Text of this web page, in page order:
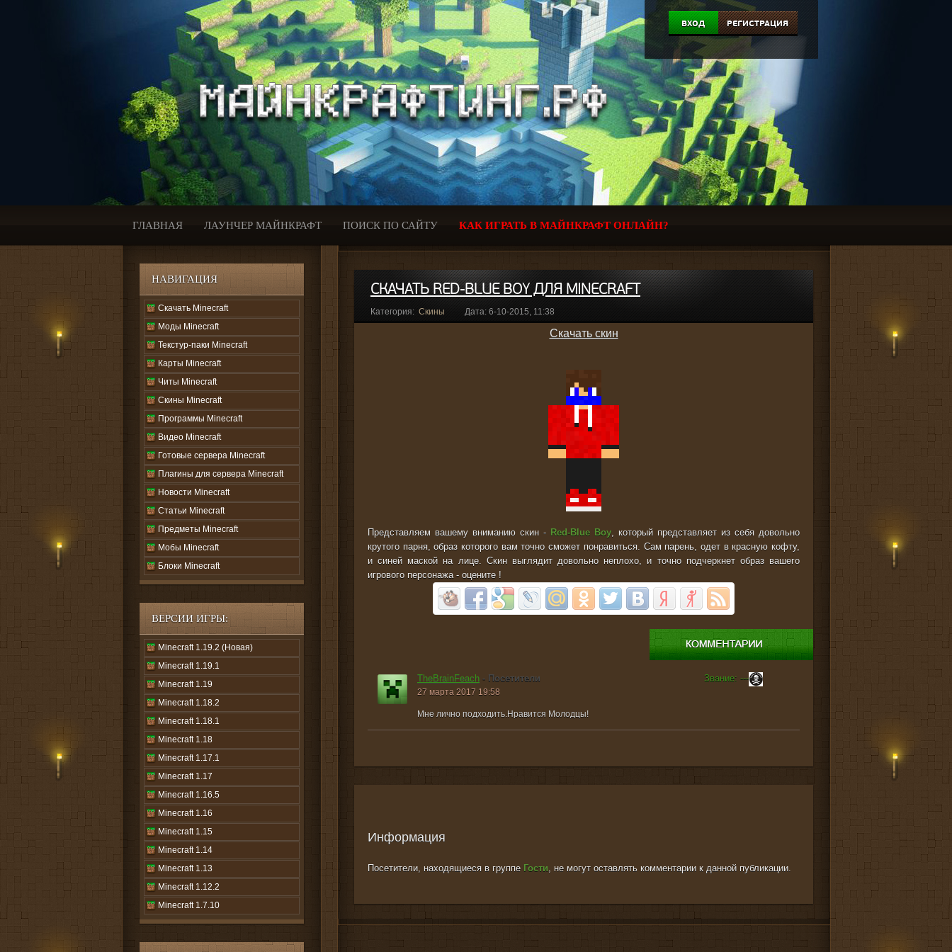
ВХОД РЕГИСТРАЦИЯ
ГЛАВНАЯ ЛАУНЧЕР МАЙНКРАФТ ПОИСК ПО САЙТУ КАК ИГРАТЬ В МАЙНКРАФТ ОНЛАЙН?
НАВИГАЦИЯ
Скачать Minecraft
Моды Minecraft
Текстур-паки Minecraft
Карты Minecraft
Читы Minecraft
Скины Minecraft
Программы Minecraft
Видео Minecraft
Готовые сервера Minecraft
Плагины для сервера Minecraft
Новости Minecraft
Статьи Minecraft
Предметы Minecraft
Мобы Minecraft
Блоки Minecraft
ВЕРСИИ ИГРЫ:
Minecraft 1.19.2 (Новая)
Minecraft 1.19.1
Minecraft 1.19
Minecraft 1.18.2
Minecraft 1.18.1
Minecraft 1.18
Minecraft 1.17.1
Minecraft 1.17
Minecraft 1.16.5
Minecraft 1.16
Minecraft 1.15
Minecraft 1.14
Minecraft 1.13
Minecraft 1.12.2
Minecraft 1.7.10
СКАЧАТЬ RED-BLUE BOY ДЛЯ MINECRAFT
Категория: Скины Дата: 6-10-2015, 11:38
Скачать скин
Представляем вашему вниманию скин - Red-Blue Boy, который представляет из себя довольно
крутого парня, образ которого вам точно сможет понравиться. Сам парень, одет в красную кофту,
и синей маской на лице. Скин выглядит довольно неплохо, и точно подчеркнет образ вашего
игрового персонажа - оцените !
TheBrainFeach - Посетители
27 марта 2017 19:58
Мне лично подходить.Нравится Молодцы!
Звание: ---
Информация
Посетители, находящиеся в группе Гости, не могут оставлять комментарии к данной публикации.